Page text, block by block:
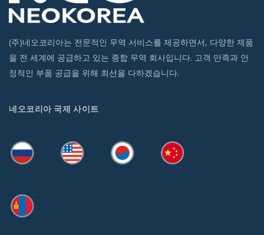
(주)네오코리아는 전문적인 무역 서비스를 제공하면서, 다양한 제품
을 전 세계에 공급하고 있는 종합 무역 회사입니다. 고객 만족과 안
정적인 부품 공급을 위해 최선을 다하겠습니다.
네오코리아 국제 사이트